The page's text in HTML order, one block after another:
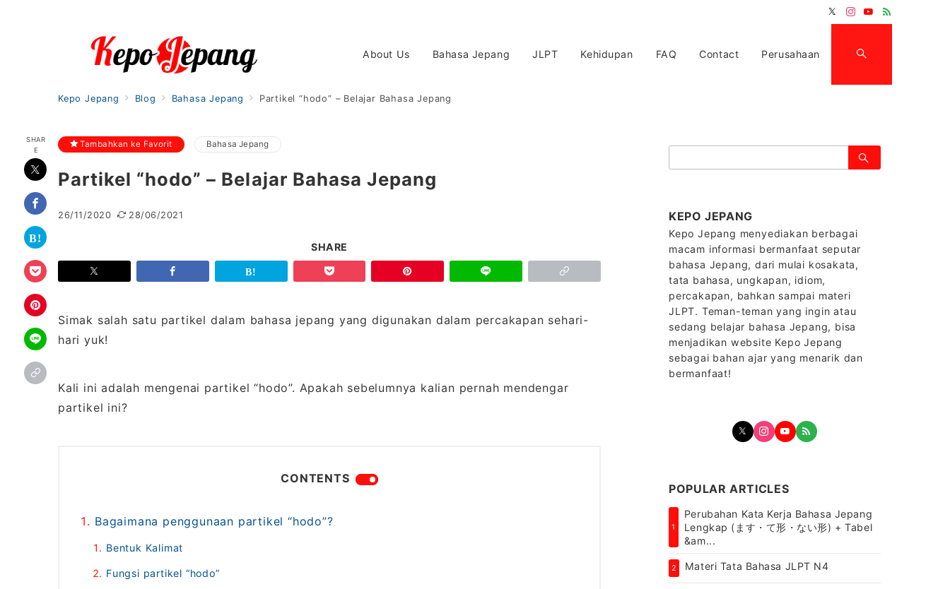
About Us Bahasa Jepang JLPT Kehidupan FAQ Contact Perusahaan
Kepo Jepang Blog Bahasa Jepang Partikel “hodo” – Belajar Bahasa Jepang
SHAR
E
Tambahkan ke Favorit Bahasa Jepang
Partikel “hodo” – Belajar Bahasa Jepang
26/11/2020 28/06/2021
SHARE
Simak salah satu partikel dalam bahasa jepang yang digunakan dalam percakapan sehari-
hari yuk!
Kali ini adalah mengenai partikel “hodo”. Apakah sebelumnya kalian pernah mendengar
partikel ini?
CONTENTS
Bagaimana penggunaan partikel “hodo”?
Bentuk Kalimat
Fungsi partikel “hodo”
索：
KEPO JEPANG
Kepo Jepang menyediakan berbagai
macam informasi bermanfaat seputar
bahasa Jepang, dari mulai kosakata,
tata bahasa, ungkapan, idiom,
percakapan, bahkan sampai materi
JLPT. Teman-teman yang ingin atau
sedang belajar bahasa Jepang, bisa
menjadikan website Kepo Jepang
sebagai bahan ajar yang menarik dan
bermanfaat!
POPULAR ARTICLES
1
Perubahan Kata Kerja Bahasa Jepang
Lengkap (ます・て形・ない形) + Tabel
&am...
2 Materi Tata Bahasa JLPT N4